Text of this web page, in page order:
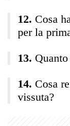
Cosa
per la
Cosa
vissuta?